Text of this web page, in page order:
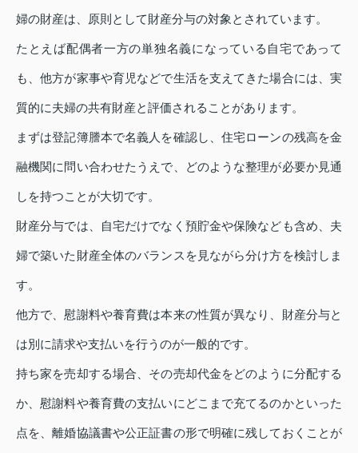
婦の財産は、原則として財産分与の対象とされています。
たとえば配偶者一方の単独名義になっている自宅であって
も、他方が家事や育児などで生活を支えてきた場合には、実
質的に夫婦の共有財産と評価されることがあります。
まずは登記簿謄本で名義人を確認し、住宅ローンの残高を金
融機関に問い合わせたうえで、どのような整理が必要か見通
しを持つことが大切です。
財産分与では、自宅だけでなく預貯金や保険なども含め、夫
婦で築いた財産全体のバランスを見ながら分け方を検討しま
す。
他方で、慰謝料や養育費は本来の性質が異なり、財産分与と
は別に請求や支払いを行うのが一般的です。
持ち家を売却する場合、その売却代金をどのように分配する
か、慰謝料や養育費の支払いにどこまで充てるのかといった
点を、離婚協議書や公正証書の形で明確に残しておくことが